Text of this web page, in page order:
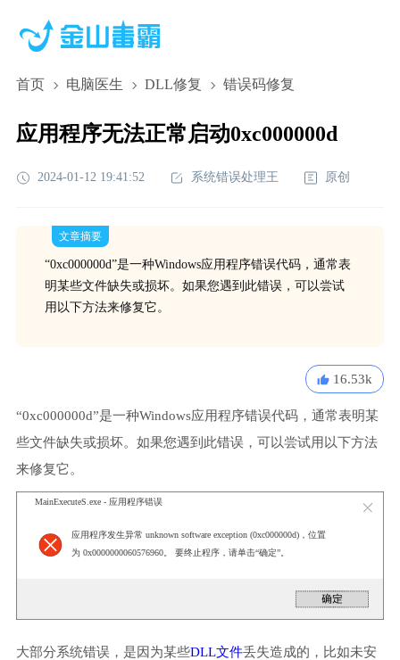
首页 电脑医生 DLL修复 错误码修复
应用程序无法正常启动0xc000000d
2024-01-12 19:41:52 系统错误处理王 原创
文章摘要
“0xc000000d”是一种Windows应用程序错误代码，通常表
明某些文件缺失或损坏。如果您遇到此错误，可以尝试
用以下方法来修复它。
16.53k
“0xc000000d”是一种Windows应用程序错误代码，通常表明某
些文件缺失或损坏。如果您遇到此错误，可以尝试用以下方法
来修复它。
MainExecuteS.exe - 应用程序错误
应用程序发生异常 unknown software exception (0xc000000d)，位置
为 0x0000000060576960。 要终止程序，请单击“确定”。
大部分系统错误，是因为某些DLL文件丢失造成的，比如未安